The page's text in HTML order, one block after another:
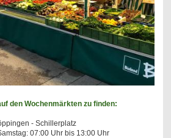
den Wochenmärkten zu finden:
- Schillerplatz
07:00 Uhr bis 13:00 Uhr